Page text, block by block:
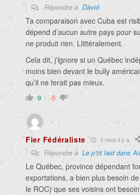
Répondre à David
Ta comparaison avec Cuba est
dépend d’aucun autre pays pour
ne produit rien. Llittéralement.
Cela dit, j’ignore si un Québec
moins bien devant le bully
qu’il ne ferait pas mieux.
9 -5
Fier Fédéraliste 3 mois il y a
Répondre à Le p’tit laid dans
Le Québec, province dépendant
exportations, a bien plus besoin
le ROC) que ses voisins ont